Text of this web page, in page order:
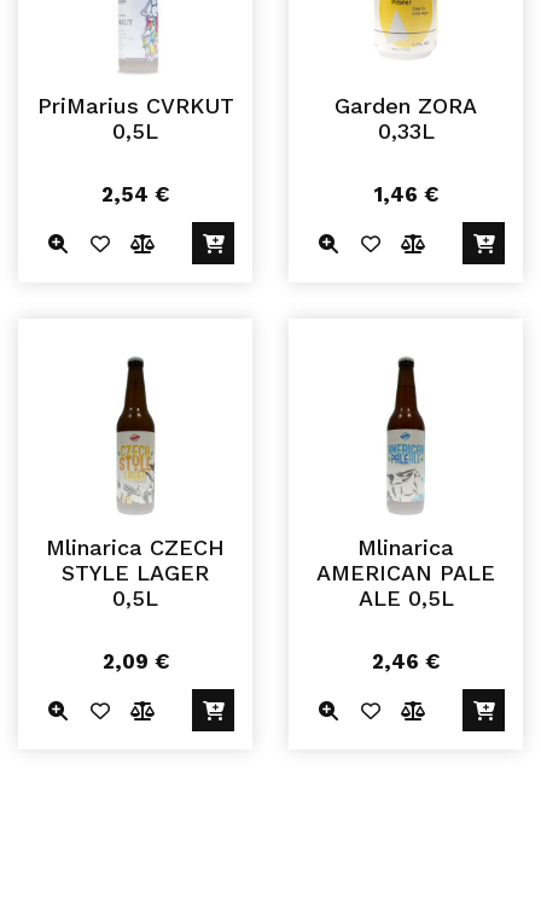
PriMarius CVRKUT
0,5L
2,54 €
Garden ZORA
0,33L
1,46 €
Mlinarica CZECH
STYLE LAGER
0,5L
2,09 €
Mlinarica
AMERICAN PALE
ALE 0,5L
2,46 €